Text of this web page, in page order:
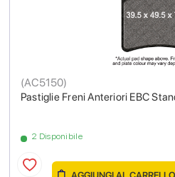
Pastiglie Freni Anteriori EBC
(AC5150)
2 Disponibile